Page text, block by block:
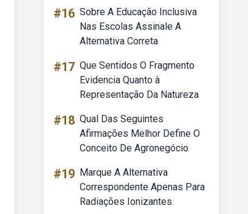
#16 Sobre A Educação Inclusiva
Nas Escolas Assinale A
Alternativa Correta
#17 Que Sentidos O Fragmento
Evidencia Quanto à
Representação Da Natureza
#18 Qual Das Seguintes
Afirmações Melhor Define O
Conceito De Agronegócio
#19 Marque A Alternativa
Correspondente Apenas Para
Radiações Ionizantes.